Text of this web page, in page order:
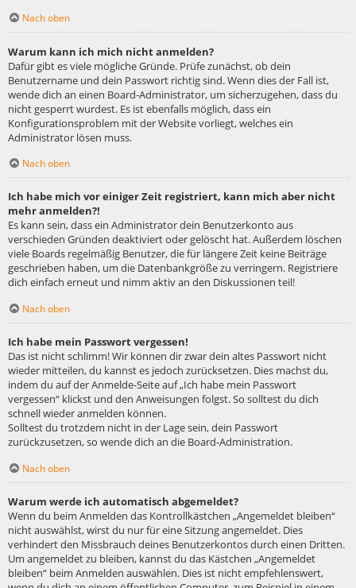
Nach oben
Warum kann ich mich nicht anmelden?
Dafür gibt es viele mögliche Gründe. Prüfe zunächst, ob dein
Benutzername und dein Passwort richtig sind. Wenn dies der Fall ist,
wende dich an einen Board-Administrator, um sicherzugehen, dass du
nicht gesperrt wurdest. Es ist ebenfalls möglich, dass ein
Konfigurationsproblem mit der Website vorliegt, welches ein
Administrator lösen muss.
Nach oben
Ich habe mich vor einiger Zeit registriert, kann mich aber nicht
mehr anmelden?!
Es kann sein, dass ein Administrator dein Benutzerkonto aus
verschieden Gründen deaktiviert oder gelöscht hat. Außerdem löschen
viele Boards regelmäßig Benutzer, die für längere Zeit keine Beiträge
geschrieben haben, um die Datenbankgröße zu verringern. Registriere
dich einfach erneut und nimm aktiv an den Diskussionen teil!
Nach oben
Ich habe mein Passwort vergessen!
Das ist nicht schlimm! Wir können dir zwar dein altes Passwort nicht
wieder mitteilen, du kannst es jedoch zurücksetzen. Dies machst du,
indem du auf der Anmelde-Seite auf „Ich habe mein Passwort
vergessen“ klickst und den Anweisungen folgst. So solltest du dich
schnell wieder anmelden können.
Solltest du trotzdem nicht in der Lage sein, dein Passwort
zurückzusetzen, so wende dich an die Board-Administration.
Nach oben
Warum werde ich automatisch abgemeldet?
Wenn du beim Anmelden das Kontrollkästchen „Angemeldet bleiben“
nicht auswählst, wirst du nur für eine Sitzung angemeldet. Dies
verhindert den Missbrauch deines Benutzerkontos durch einen Dritten.
Um angemeldet zu bleiben, kannst du das Kästchen „Angemeldet
bleiben“ beim Anmelden auswählen. Dies ist nicht empfehlenswert,